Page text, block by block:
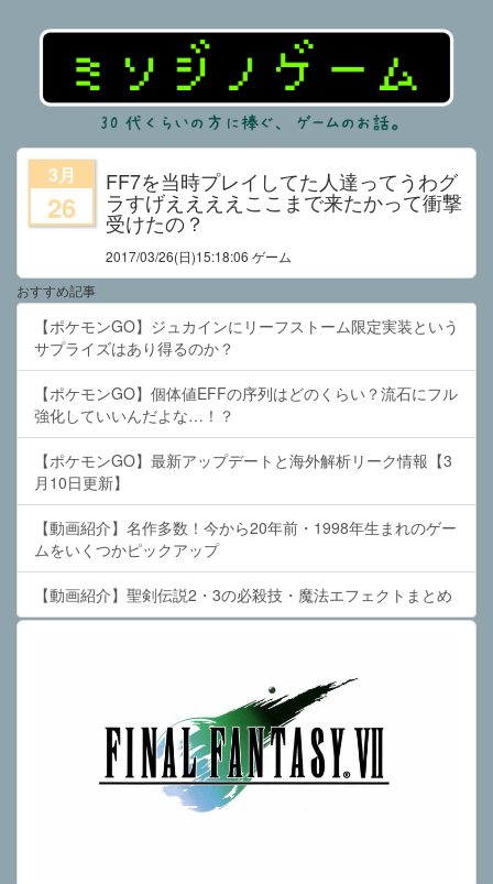
3月
26
FF7を当時プレイしてた人達ってうわグ
ラすげええええここまで来たかって衝撃
受けたの？
2017/03/26(日)15:18:06 ゲーム
おすすめ記事
【ポケモンGO】ジュカインにリーフストーム限定実装という
サプライズはあり得るのか？
【ポケモンGO】個体値EFFの序列はどのくらい？流石にフル
強化していいんだよな…！？
【ポケモンGO】最新アップデートと海外解析リーク情報【3
月10日更新】
【動画紹介】名作多数！今から20年前・1998年生まれのゲー
ムをいくつかピックアップ
【動画紹介】聖剣伝説2・3の必殺技・魔法エフェクトまとめ